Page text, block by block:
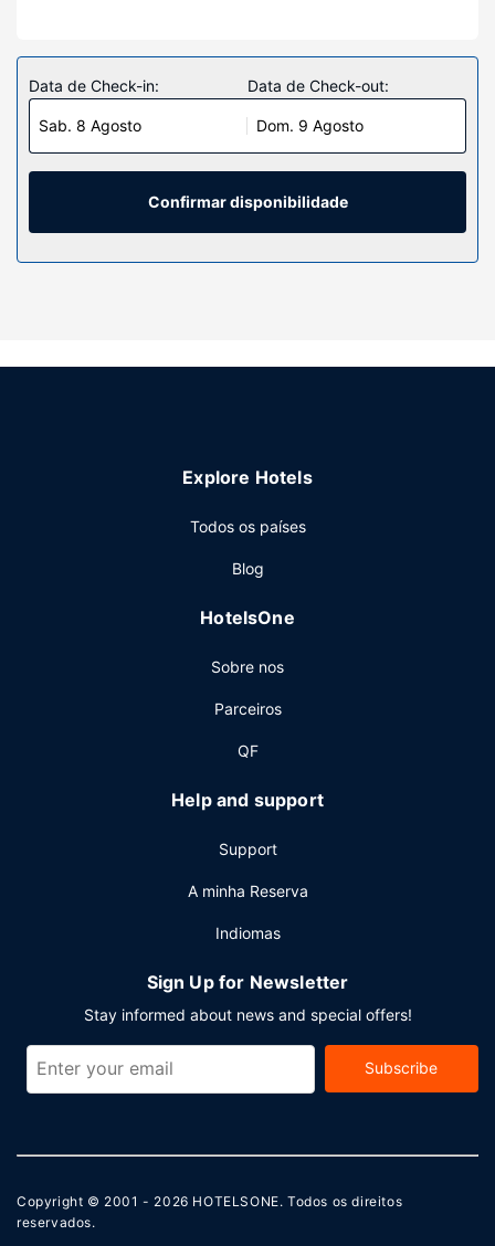
Sinta-se em casa nesta casa de campo com ar
condicionado e lareiras. Tem ao seu dispor cozinha com
um forno, uma placa de cozinha e um micro-ondas. As
comodidades incluem uma secretária e uma máquina de
lavar roupa.
Serviço do hotel
entretimento ao seu dispor, incluindo uma piscina exterior.
Data de Check-in:
Sab. 8 Agosto
Data de Check-out:
Dom. 9 Agosto
Confirmar disponibilidade
Explore Hotels
Todos os países
Blog
HotelsOne
Sobre nos
Parceiros
QF
Help and support
Support
A minha Reserva
Indiomas
Sign Up for Newsletter
Stay informed about news and special offers!
Subscribe
Copyright © 2001 - 2026 HOTELSONE. Todos os direitos
reservados.